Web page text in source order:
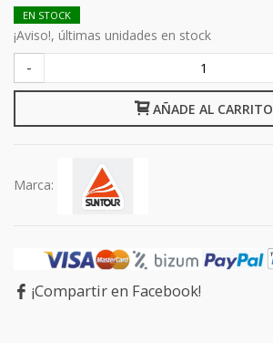
EN STOCK
¡Aviso!, últimas unidades en stock
-
AÑADE AL CARRITO
Marca:
¡Compartir en Facebook!